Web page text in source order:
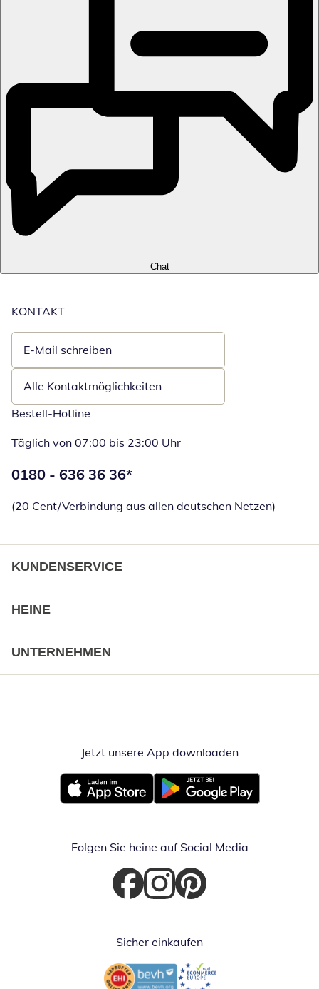
Chat
KONTAKT
E-Mail schreiben
Öffnet E-Mail-Client
Alle Kontaktmöglichkeiten
Bestell-Hotline
Täglich von 07:00 bis 23:00 Uhr
Telefonnummer:
0180 - 636 36 36*
(20 Cent/Verbindung aus allen deutschen Netzen)
KUNDENSERVICE
HEINE
UNTERNEHMEN
Jetzt unsere App downloadenÖffnet in
Öffnet in neuem FensterÖffnet in neuem Fenster
Folgen Sie heine auf Social Media
Öffnet in neuem Fenster
Öffnet in neuem Fenster
Öffnet in neuem Fenster
Sicher einkaufen